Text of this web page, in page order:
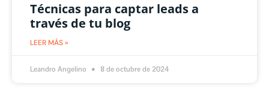
Técnicas para captar leads a
través de tu blog
LEER MÁS »
Leandro Angelino 8 de octubre de 2024